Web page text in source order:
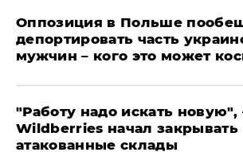
Оппозиция в Польше
депортировать часть
мужчин – кого это может
"Работу надо искать новую",
Wildberries начал закрывать
атакованные склады